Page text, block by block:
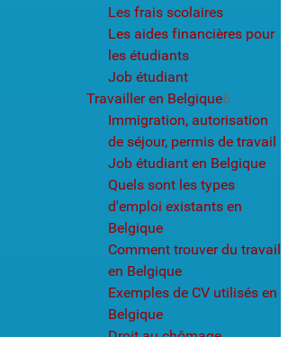
Les frais scolaires
Les aides financières pour
les étudiants
Job étudiant
Travailler en Belgique6
Immigration, autorisation
de séjour, permis de travail
Job étudiant en Belgique
Quels sont les types
d'emploi existants en
Belgique
Comment trouver du travail
en Belgique
Exemples de CV utilisés en
Belgique